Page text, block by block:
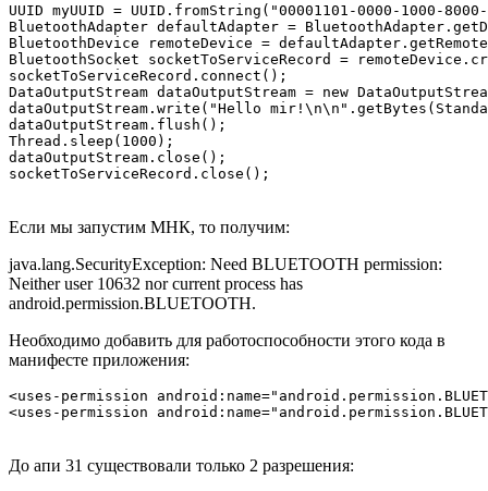
UUID myUUID = UUID.fromString("00001101-0000-1000-
BluetoothAdapter defaultAdapter =
BluetoothDevice remoteDevice =
BluetoothSocket socketToServiceRecord =
socketToServiceRecord.connect();
DataOutputStream dataOutputStream = new
dataOutputStream.write("Hello
dataOutputStream.flush();
Thread.sleep(1000);
dataOutputStream.close();
socketToServiceRecord.close();
Если мы запустим МНК, то получим:
java.lang.SecurityException: Need BLUETOOTH permission:
Neither user 10632 nor current process has
android.permission.BLUETOOTH.
Необходимо добавить для работоспособности этого кода в
манифесте приложения:
<uses-permission
<uses-permission
До апи 31 существовали только 2 разрешения: